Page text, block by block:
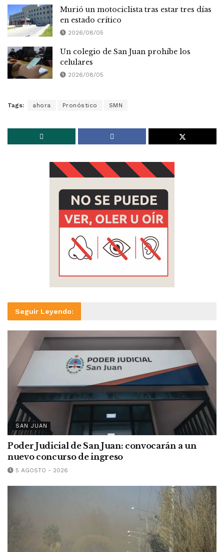
Murió un motociclista tras estar tres días
en estado crítico
2026/08/05
Un colegio de San Juan prohíbe los
celulares
2026/08/05
Tags: ahora Pronóstico SMN
Seguir Leyendo:
SAN JUAN
Poder Judicial de San Juan: convocarán a un
nuevo concurso de ingreso
5 AGOSTO - 2026